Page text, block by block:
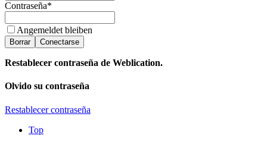
Contraseña*
Angemeldet bleiben
Borrar Conectarse
Restablecer contraseña de Weblication.
Olvido su contraseña
Restablecer contraseña
Top